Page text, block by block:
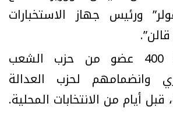
ورئيس جهاز الاستخبارات
استقالة 400 عضو من حزب الشعب
وانضمامهم لحزب العدالة
قبل أيام من الانتخابات المحلية.